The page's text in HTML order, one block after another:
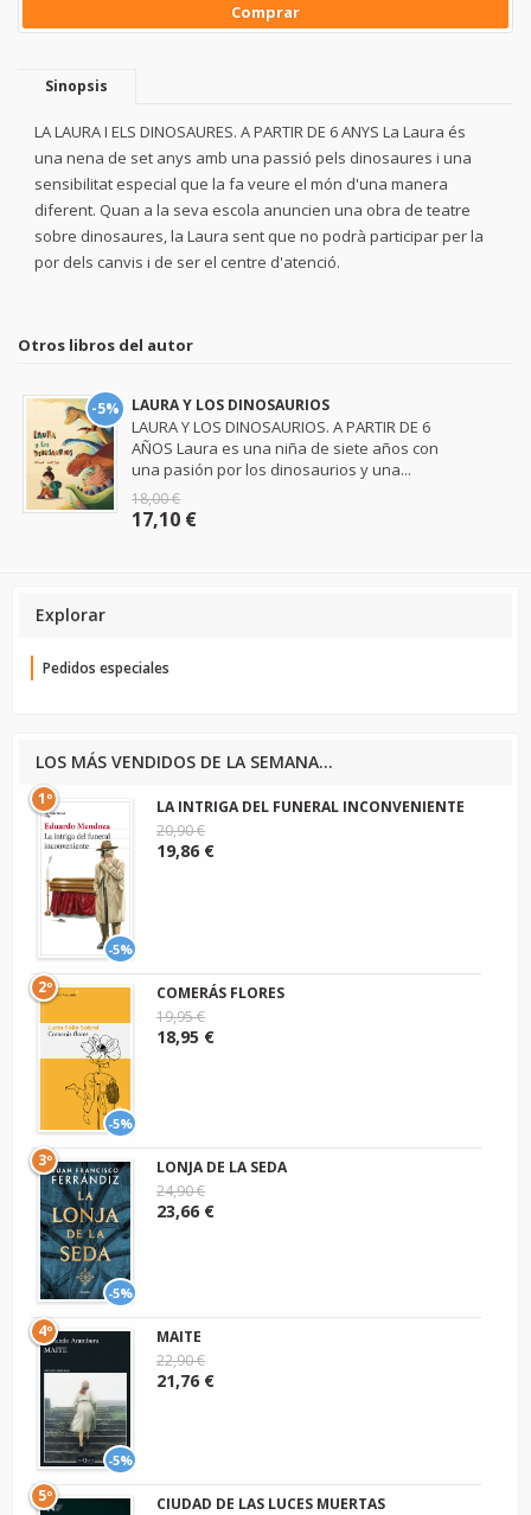
Comprar
Sinopsis
LA LAURA I ELS DINOSAURES. A PARTIR DE 6 ANYS La Laura és
una nena de set anys amb una passió pels dinosaures i una
sensibilitat especial que la fa veure el món d'una manera
diferent. Quan a la seva escola anuncien una obra de teatre
sobre dinosaures, la Laura sent que no podrà participar per la
por dels canvis i de ser el centre d'atenció.
Otros libros del autor
-5% LAURA Y LOS DINOSAURIOS
LAURA Y LOS DINOSAURIOS. A PARTIR DE 6
AÑOS Laura es una niña de siete años con
una pasión por los dinosaurios y una...
18,00 €
17,10 €
Explorar
Pedidos especiales
LOS MÁS VENDIDOS DE LA SEMANA...
-5%
1º
LA INTRIGA DEL FUNERAL INCONVENIENTE
20,90 €
19,86 €
-5%
2º
COMERÁS FLORES
19,95 €
18,95 €
-5%
3º
LONJA DE LA SEDA
24,90 €
23,66 €
-5%
4º
MAITE
22,90 €
21,76 €
5º
CIUDAD DE LAS LUCES MUERTAS